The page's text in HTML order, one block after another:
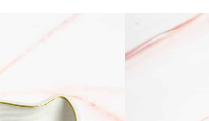
מידות- אורך 21.5 ס"מ, רוחב 13 ס"מ, גובה 2.5 ס"מ.